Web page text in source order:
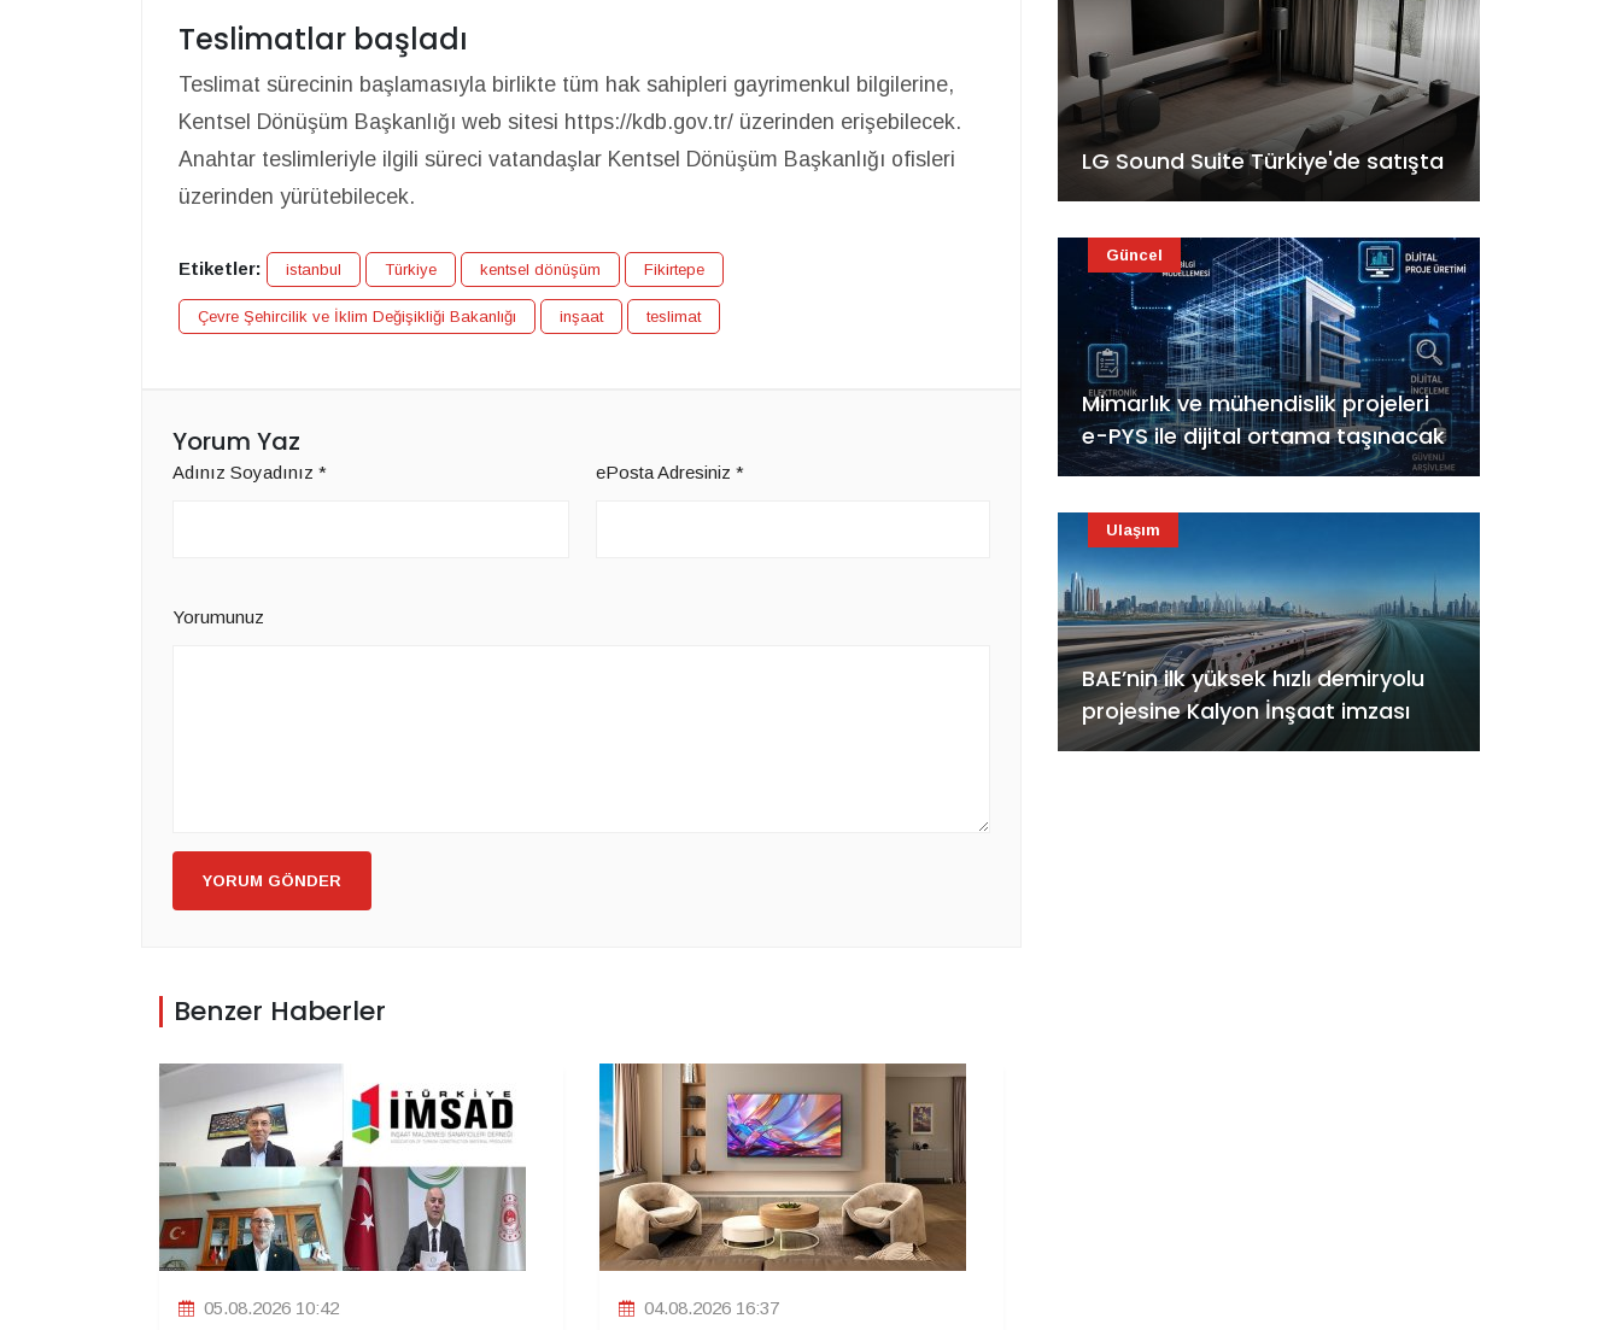
Teslimatlar başladı
Teslimat sürecinin başlamasıyla birlikte tüm hak sahipleri gayrimenkul bilgilerine,
Kentsel Dönüşüm Başkanlığı web sitesi https://kdb.gov.tr/ üzerinden erişebilecek.
Anahtar teslimleriyle ilgili süreci vatandaşlar Kentsel Dönüşüm Başkanlığı ofisleri
üzerinden yürütebilecek.
Etiketler: istanbul Türkiye kentsel dönüşüm Fikirtepe
Çevre Şehircilik ve İklim Değişikliği Bakanlığı inşaat teslimat
Yorum Yaz
Adınız Soyadınız * ePosta Adresiniz *
Yorumunuz
YORUM GÖNDER
Benzer Haberler
05.08.2026 10:42 04.08.2026 16:37
LG Sound Suite Türkiye'de satışta
Mimarlık ve mühendislik projeleri
e-PYS ile dijital ortama taşınacak
Güncel
BAE’nin ilk yüksek hızlı demiryolu
projesine Kalyon İnşaat imzası
Ulaşım